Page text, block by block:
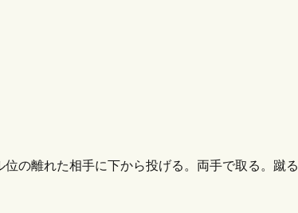
の離れた相手に下から投げる。両手で取る。蹴る